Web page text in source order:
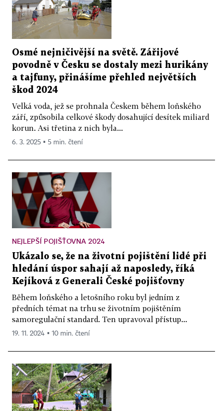
Osmé nejničivější na světě. Zářijové
povodně v Česku se dostaly mezi hurikány
a tajfuny, přinášíme přehled největších
škod 2024
Velká voda, jež se prohnala Českem během loňského
září, způsobila celkové škody dosahující desítek miliard
korun. Asi třetina z nich byla...
6. 3. 2025 ▪ 5 min. čtení
NEJLEPŠÍ POJIŠŤOVNA 2024
Ukázalo se, že na životní pojištění lidé při
hledání úspor sahají až naposledy, říká
Kejíková z Generali České pojišťovny
Během loňského a letošního roku byl jedním z
předních témat na trhu se životním pojištěním
samoregulační standard. Ten upravoval přístup...
19. 11. 2024 ▪ 10 min. čtení